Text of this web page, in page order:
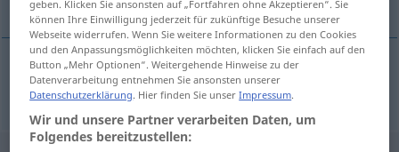
Rechtsanwaltm advokat
geben. Klicken Sie ansonsten auf „Fortfahren ohne Akzeptieren“. Sie
können Ihre Einwilligung jederzeit für zukünftige Besuche unserer
Webseite widerrufen. Wenn Sie weitere Informationen zu den Cookies
und den Anpassungsmöglichkeiten möchten, klicken Sie einfach auf den
Button „Mehr Optionen“. Weitergehende Hinweise zu der
Datenverarbeitung entnehmen Sie ansonsten unserer
Datenschutzerklärung. Hier finden Sie unserImpressum.
Wir und unsere Partner verarbeiten Daten, um
Folgendes bereitzustellen: